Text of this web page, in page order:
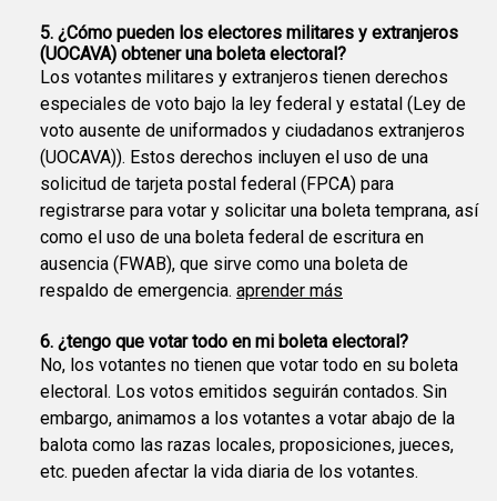
5. ¿Cómo pueden los electores militares y extranjeros
(UOCAVA) obtener una boleta electoral?
Los votantes militares y extranjeros tienen derechos
especiales de voto bajo la ley federal y estatal (Ley de
voto ausente de uniformados y ciudadanos extranjeros
(UOCAVA)). Estos derechos incluyen el uso de una
solicitud de tarjeta postal federal (FPCA) para
registrarse para votar y solicitar una boleta temprana, así
como el uso de una boleta federal de escritura en
ausencia (FWAB), que sirve como una boleta de
respaldo de emergencia. aprender más
6. ¿tengo que votar todo en mi boleta electoral?
No, los votantes no tienen que votar todo en su boleta
electoral. Los votos emitidos seguirán contados. Sin
embargo, animamos a los votantes a votar abajo de la
balota como las razas locales, proposiciones, jueces,
etc. pueden afectar la vida diaria de los votantes.